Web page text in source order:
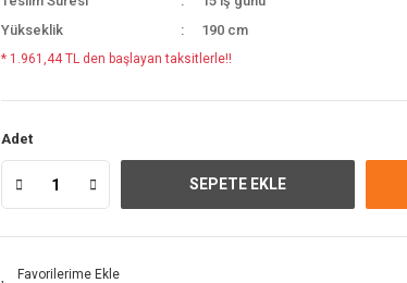
Yükseklik
190 cm
* 1.961,44 TL den başlayan taksitlerle!!
Adet
SEPETE EKLE